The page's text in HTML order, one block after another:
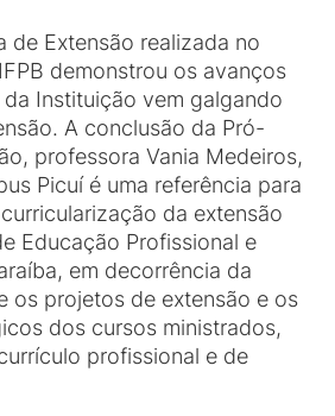
de Extensão realizada no
demonstrou os avanços
Instituição vem galgando
A conclusão da Pró-
professora Vania Medeiros,
Picuí é uma referência para
da extensão
Educação Profissional e
em decorrência da
os projetos de extensão e os
dos cursos ministrados,
profissional e de